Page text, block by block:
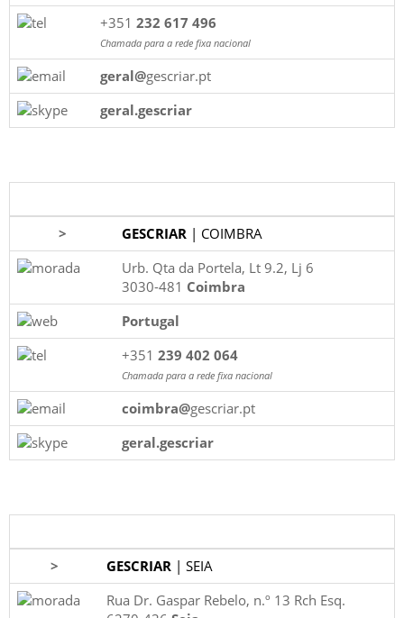
+351 232 617 496
Chamada para a rede fixa nacional
geral@gescriar.pt
geral.gescriar
> GESCRIAR | COIMBRA
Urb. Qta da Portela, Lt 9.2, Lj 6
3030-481 Coimbra
Portugal
+351 239 402 064
Chamada para a rede fixa nacional
coimbra@gescriar.pt
geral.gescriar
> GESCRIAR | SEIA
Rua Dr. Gaspar Rebelo, n.º 13 Rch Esq.